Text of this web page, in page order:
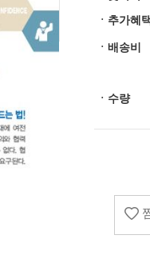
ㆍ추가혜택
ㆍ배송비
ㆍ수량